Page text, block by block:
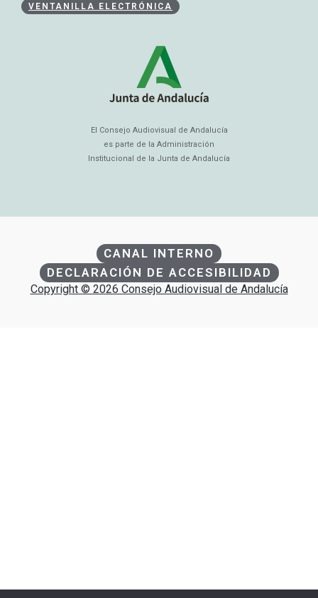
VENTANILLA ELECTRÓNICA
El Consejo Audiovisual de Andalucía
es parte de la Administración
Institucional de la Junta de Andalucía
CANAL INTERNO
DECLARACIÓN DE ACCESIBILIDAD
Copyright © 2026 Consejo Audiovisual de Andalucía